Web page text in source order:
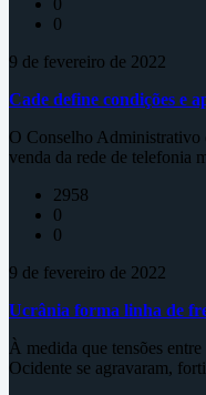
0
0
9 de fevereiro de 2022
Cade define condições e
O Conselho Administrativo
venda da rede de telefonia
2958
0
0
9 de fevereiro de 2022
Ucrânia forma linha de
À medida que tensões
Ocidente se agravaram,